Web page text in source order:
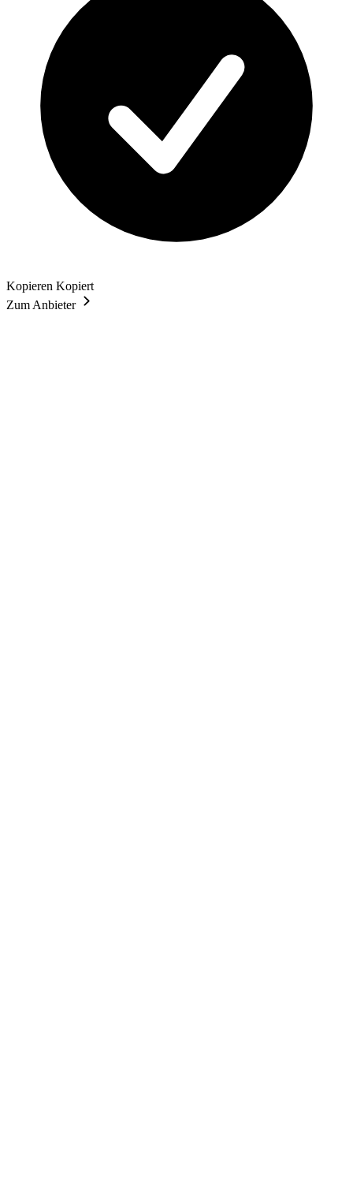
Kopieren Kopiert
Zum Anbieter